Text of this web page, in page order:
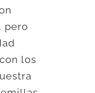
, pero
los